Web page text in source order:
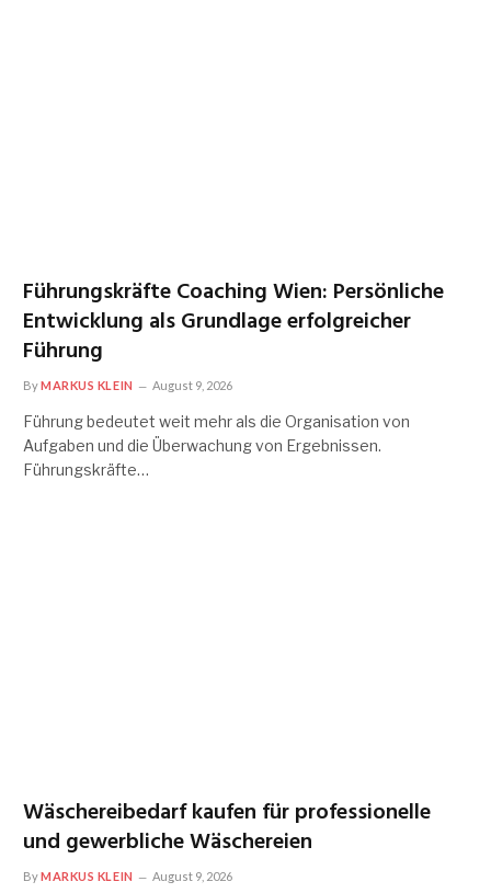
Führungskräfte Coaching Wien: Persönliche
Entwicklung als Grundlage erfolgreicher
Führung
ByMARKUS KLEIN August 9, 2026
Führung bedeutet weit mehr als die Organisation von
Aufgaben und die Überwachung von Ergebnissen.
Führungskräfte…
Wäschereibedarf kaufen für professionelle
und gewerbliche Wäschereien
ByMARKUS KLEIN August 9, 2026